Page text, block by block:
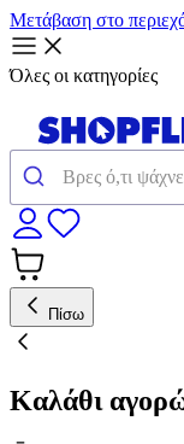
Μετάβαση στο
Όλες οι κατηγορίες
Πίσω
Καλάθι